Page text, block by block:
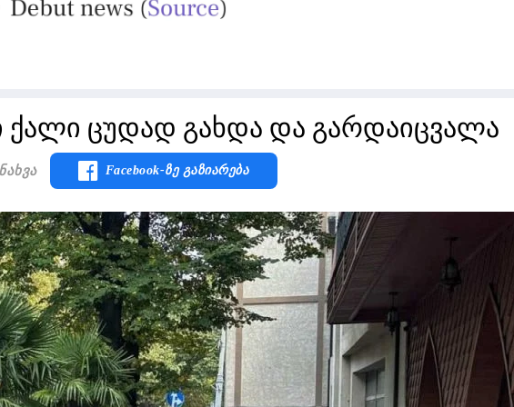
ქალი ცუდად გახდა და გარდაიცვალა
Ნახვა Facebook-Ზე Გაზიარება